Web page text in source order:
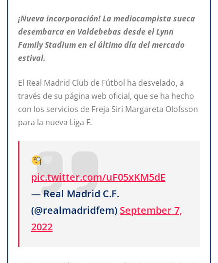
¡Nueva incorporación! La mediocampista sueca
desembarca en Valdebebas desde el Lynn
Family Stadium en el último día del mercado
estival.
El Real Madrid Club de Fútbol ha desvelado, a
través de su página web oficial, que se ha hecho
con los servicios de Freja Siri Margareta Olofsson
para la nueva Liga F.
pic.twitter.com/uF05xKM5dE
— Real Madrid C.F.
(@realmadridfem) September 7,
2022